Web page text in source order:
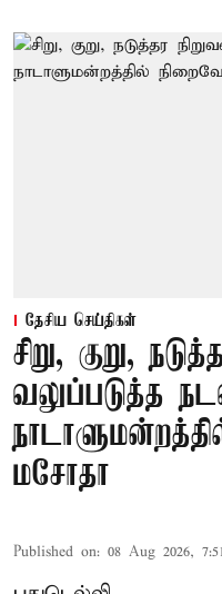
தேசிய செய்திகள்
சிறு, குறு,
வலுப்படுத்த
மசோதா
Published on: 08 Aug 2026,